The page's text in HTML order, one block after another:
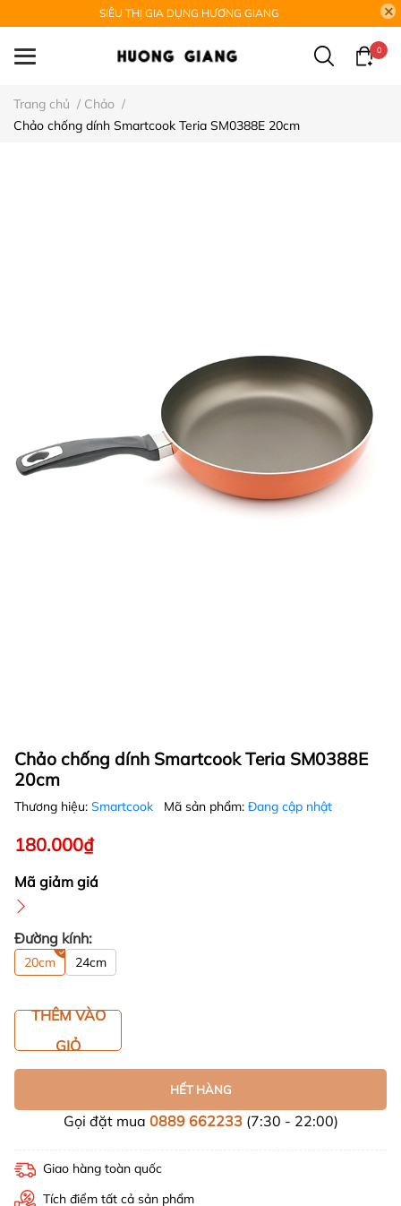
SIÊU THỊ GIA DỤNG HƯƠNG GIANG
0
Trang chủ / Chảo /
Chảo chống dính Smartcook Teria SM0388E 20cm
Chảo chống dính Smartcook Teria SM0388E
20cm
Thương hiệu: Smartcook Mã sản phẩm: Đang cập nhật
180.000₫
Mã giảm giá
Đường kính:
20cm 24cm
THÊM VÀO
GIỎ
HẾT HÀNG
Gọi đặt mua 0889 662233(7:30 - 22:00)
Giao hàng toàn quốc
Tích điểm tất cả sản phẩm